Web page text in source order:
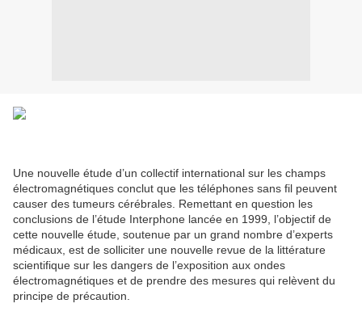
Une nouvelle étude d’un collectif international sur les champs
électromagnétiques conclut que les téléphones sans fil peuvent
causer des tumeurs cérébrales. Remettant en question les
conclusions de l’étude Interphone lancée en 1999, l’objectif de
cette nouvelle étude, soutenue par un grand nombre d’experts
médicaux, est de solliciter une nouvelle revue de la littérature
scientifique sur les dangers de l’exposition aux ondes
électromagnétiques et de prendre des mesures qui relèvent du
principe de précaution.